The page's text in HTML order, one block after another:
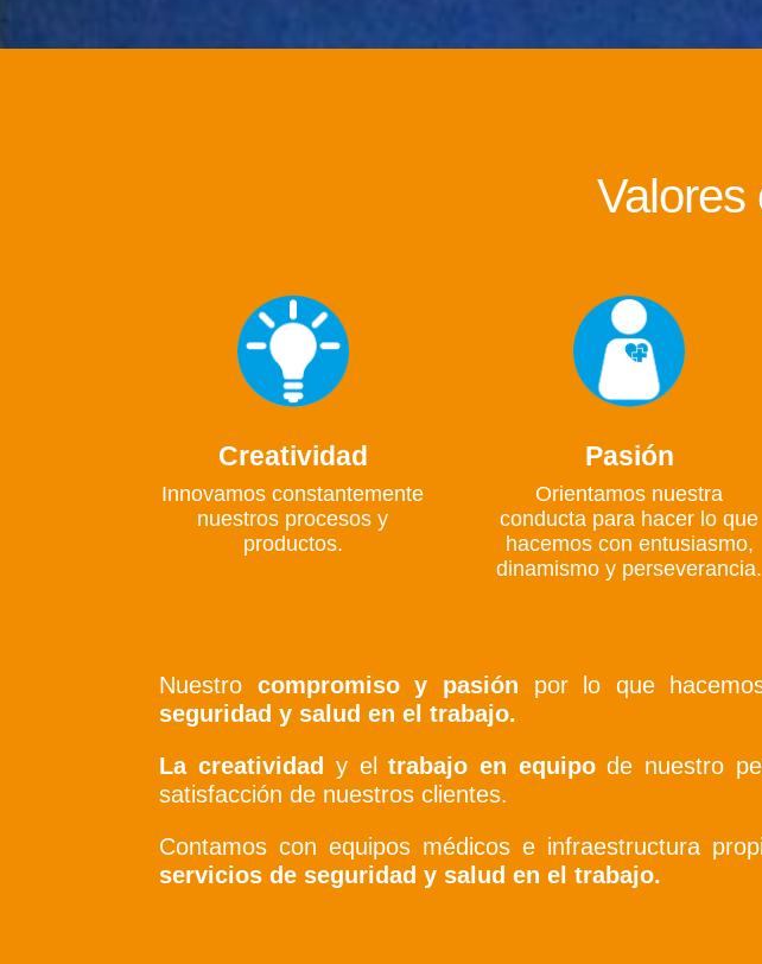
Valores
Creatividad
Innovamos constantemente
nuestros procesos y
productos.
Pasión
Orientamos nuestra
conducta para hacer lo que
hacemos con entusiasmo,
dinamismo y perseverancia.
Nuestro compromiso y pasión por lo que
seguridad y salud en el trabajo.
La creatividad y eltrabajo en equipode nuestro
satisfacción de nuestros clientes.
Contamos con equipos médicos e infraestructura
servicios de seguridad y salud en el trabajo.